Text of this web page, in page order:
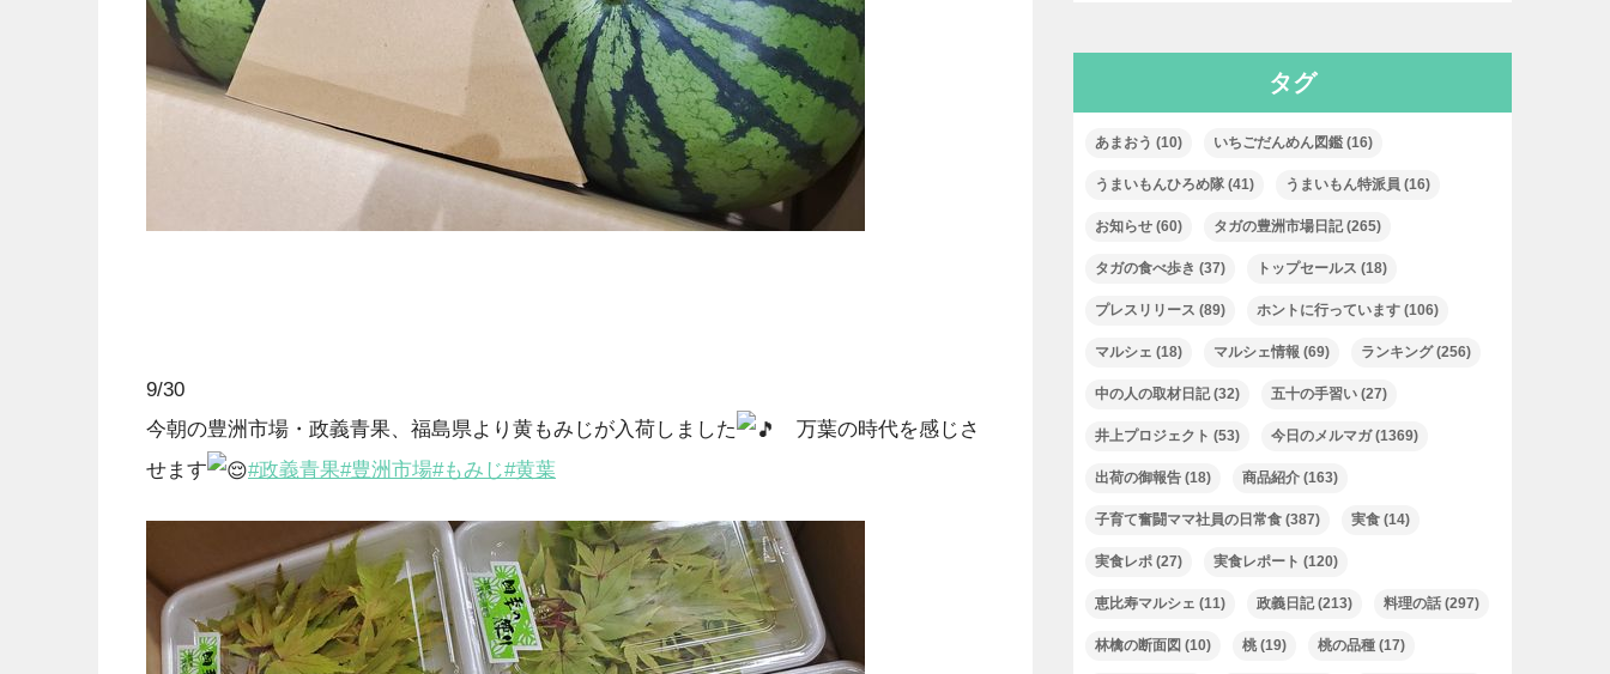
9/30
今朝の豊洲市場・政義青果、福島県より黄もみじが入荷しました
万葉の時代を感じさ
せます
#政義青果#豊洲市場#もみじ#黄葉
タグ
あまおう (10) いちごだんめん図鑑 (16)
うまいもんひろめ隊 (41) うまいもん特派員 (16)
お知らせ (60) タガの豊洲市場日記(265)
タガの食べ歩き (37) トップセールス (18)
プレスリリース (89) ホントに行っています (106)
マルシェ (18) マルシェ情報 (69) ランキング(256)
中の人の取材日記(32) 五十の手習い (27)
井上プロジェクト (53) 今日のメルマガ(1369)
出荷の御報告 (18) 商品紹介 (163)
子育て奮闘ママ社員の日常食 (387) 実食 (14)
実食レポ (27) 実食レポート (120)
恵比寿マルシェ (11) 政義日記(213) 料理の話 (297)
林檎の断面図 (10) 桃(19) 桃の品種 (17)